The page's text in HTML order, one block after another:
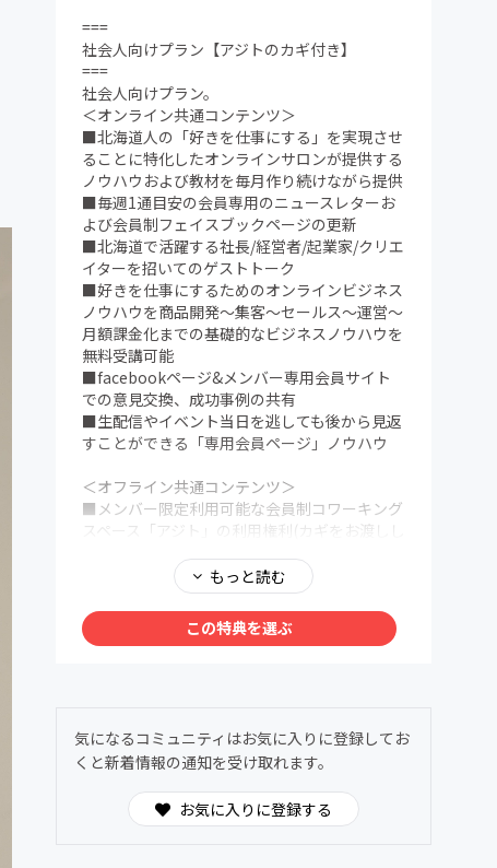
備、もちろん読み放題。
■年3〜4回目安の定例イベント（北海道を代表
するゲストを招いてトーク+懇親会）
■年1回のビジネスと遊びにガチで取り組む合
宿
■札幌および北海道の名店オフ会
■テレビ出演・出版他メディア露出時にイベン
ト参加など随時巻き込み型の企画あり
===
社会人向けプラン【アジトのカギ付き】
===
社会人向けプラン。
＜オンライン共通コンテンツ＞
■北海道人の「好きを仕事にする」を実現させ
ることに特化したオンラインサロンが提供する
ノウハウおよび教材を毎月作り続けながら提供
■毎週1通目安の会員専用のニュースレターお
よび会員制フェイスブックページの更新
■北海道で活躍する社長/経営者/起業家/クリエ
イターを招いてのゲストトーク
■好きを仕事にするためのオンラインビジネス
ノウハウを商品開発〜集客〜セールス〜運営〜
月額課金化までの基礎的なビジネスノウハウを
無料受講可能
■facebookページ&メンバー専用会員サイト
での意見交換、成功事例の共有
■生配信やイベント当日を逃しても後から見返
すことができる「専用会員ページ」ノウハウ
＜オフライン共通コンテンツ＞
■メンバー限定利用可能な会員制コワーキング
スペース「アジト」の利用権利(カギをお渡しし
地下鉄大通駅徒歩5-7分、狸小路7丁目徒歩30
秒の札幌市最強の好立地。
滞在時間無制限、ドリンク飲み放題。考えられ
る限りの新型コロナウィルス対策。本サロンメ
ビジネス教材・海外最先端マーケティング教材
など大人心をくすぐるコンテンツを豊富に完
備、もちろん読み放題。
■年3〜4回目安の定例イベント（北海道を代表
するゲストを招いてトーク+懇親会）
もっと読む
この特典を選ぶ
気になるコミュニティはお気に入りに登録してお
くと新着情報の通知を受け取れます。
お気に入りに登録する